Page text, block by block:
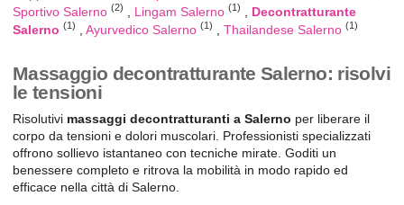
Sportivo Salerno (2) Lingam Salerno (1)
Decontratturante
Salerno (1) Ayurvedico Salerno (1) Thailandese Salerno (1)
Massaggio decontratturante Salerno: risolvi
le tensioni
Risolutivi massaggi decontratturanti a Salerno per liberare il
corpo da tensioni e dolori muscolari. Professionisti specializzati
offrono sollievo istantaneo con tecniche mirate. Goditi un
benessere completo e ritrova la mobilità in modo rapido ed
efficace nella città di Salerno.